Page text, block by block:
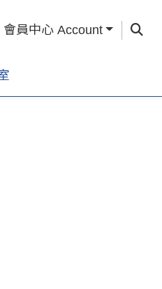
會員中心 Account 查詢